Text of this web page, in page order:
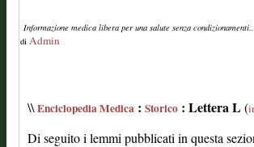
Informazione medica libera per una salute senza
di Admin
\\Enciclopedia Medica : Storico : Lettera L(
Di seguito i lemmi pubblicati in questa